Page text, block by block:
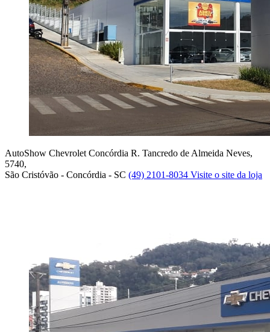
AutoShow Chevrolet Concórdia R. Tancredo de Almeida Neves,
5740,
São Cristóvão - Concórdia - SC (49) 2101-8034 Visite o site da loja